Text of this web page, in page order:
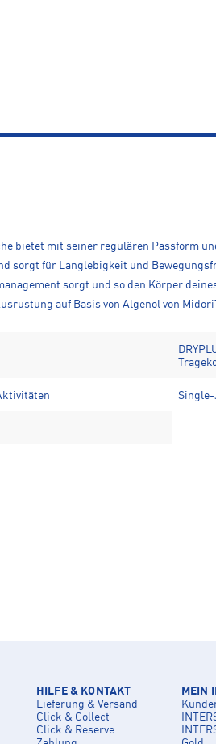
bietet mit seiner regulären Passform
sorgt für Langlebigkeit und
sorgt und so den Körper
auf Basis von Algenöl von
Single-
HILFE & KONTAKT
Lieferung & Versand
Click & Collect
Click & Reserve
MEIN